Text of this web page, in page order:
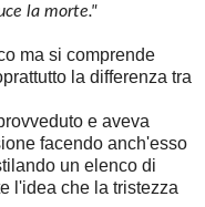
la morte."
ma si comprende
la differenza tra
e aveva
facendo anch'esso
un elenco di
l'idea che la tristezza